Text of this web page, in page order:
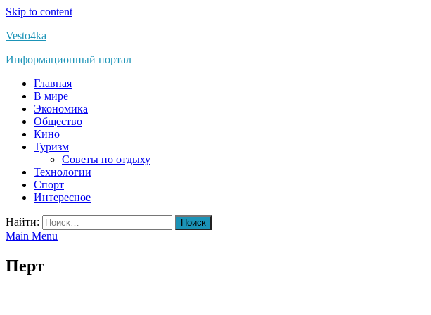
Skip to content
Vesto4ka
Информационный портал
Главная
В мире
Экономика
Общество
Кино
Туризм
Советы по отдыху
Технологии
Спорт
Интересное
Найти:
Main Menu
Перт